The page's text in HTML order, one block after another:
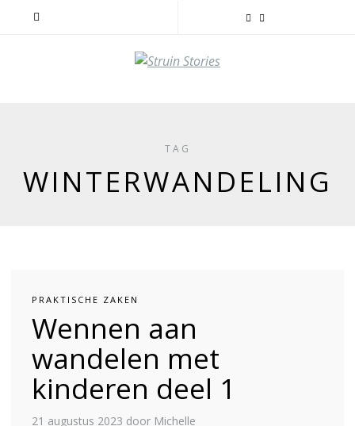
TAG
WINTERWANDELING
PRAKTISCHE ZAKEN
Wennen aan
wandelen met
kinderen deel 1
21 augustus 2023 door Michelle